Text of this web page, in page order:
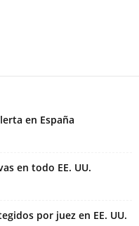
en España
en todo EE. UU.
por juez en EE. UU.